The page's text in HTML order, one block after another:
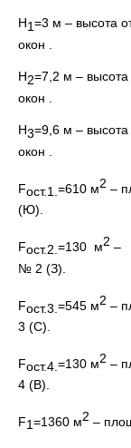
H1=3 м – высота
окон .
H2=7,2 м – высота
окон .
H3=9,6 м – высота
окон .
Fост.1. =610 м2 –
(Ю).
Fост.2.=130 м2 –
№ 2 (З).
Fост.3. =545 м2 –
3 (С).
Fост.4.=130 м2 –
4 (В).
F1=1360 м2 –